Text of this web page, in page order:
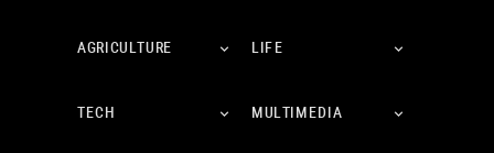
AGRICULTURE LIFE
TECH MULTIMEDIA